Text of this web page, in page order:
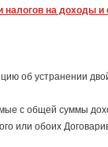
налогов на доходы
об устранении
с общей суммы
или обоих